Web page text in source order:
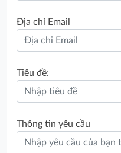
Địa chỉ Email
Tiêu đề:
Thông tin yêu cầu